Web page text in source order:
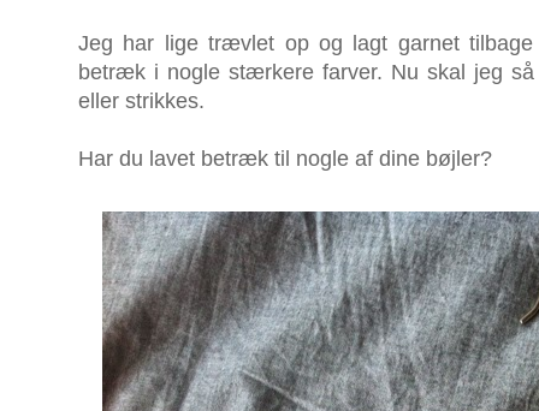
Jeg har lige trævlet op og lagt garnet
betræk i nogle stærkere farver. Nu skal jeg
eller strikkes.
Har du lavet betræk til nogle af dine bøjler?